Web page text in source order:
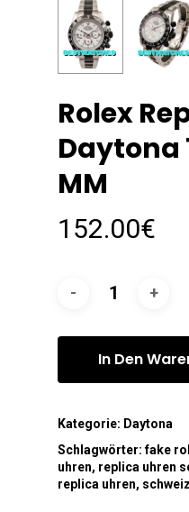
Rolex
Daytona
MM
152.00€
In Den
Kategorie: Daytona
Schlagwörter:fake
uhren, replica uhren
replica uhren,